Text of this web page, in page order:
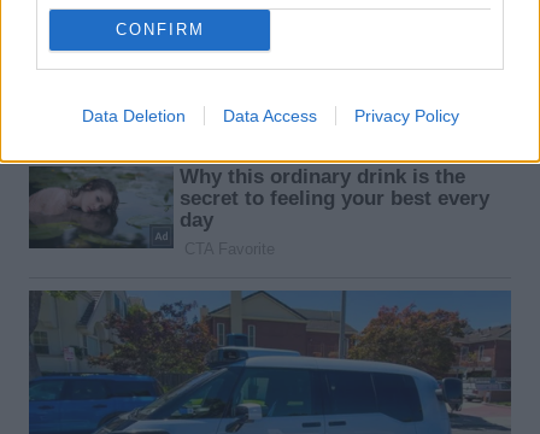
CONFIRM
Data Deletion Data Access Privacy Policy